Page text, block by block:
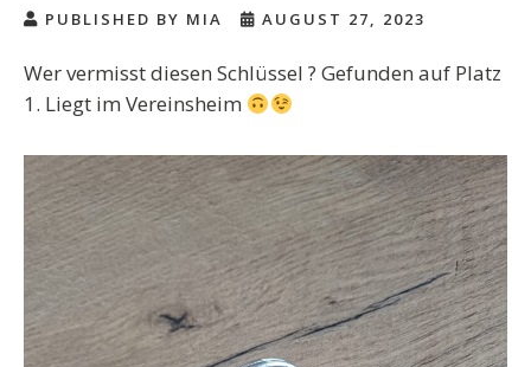
PUBLISHED BY MIA AUGUST 27, 2023
Wer vermisst diesen Schlüssel ? Gefunden auf Platz
1. Liegt im Vereinsheim